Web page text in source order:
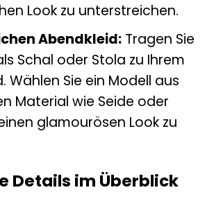
Look zu unterstreichen.
Abendkleid:Tragen Sie
Schal oder Stola zu Ihrem
Wählen Sie ein Modell aus
Material wie Seide oder
glamourösen Look zu
Details im Überblick